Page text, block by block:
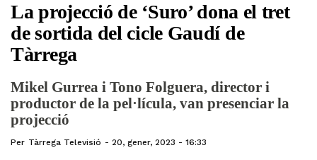
La projecció de ‘Suro’ dona el tret
de sortida del cicle Gaudí de
Tàrrega
Mikel Gurrea i Tono Folguera, director i
productor de la pel·lícula, van presenciar la
projecció
Per Tàrrega Televisió 20, gener, 2023 - 16:33